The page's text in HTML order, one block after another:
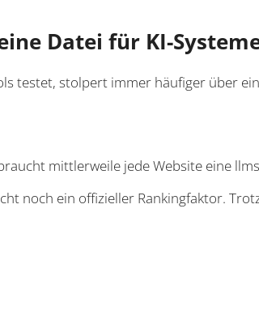
Datei für KI-
testet, stolpert immer häufiger über
mittlerweile jede Website eine
noch ein offizieller Rankingfaktor.